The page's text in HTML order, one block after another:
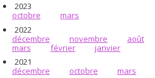
2023
octobre
mars
2022
décembre
novembre août
mars
février
janvier
2021
décembre
octobre
mars